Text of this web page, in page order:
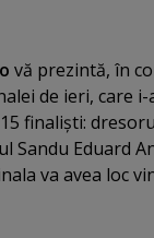
vă prezintă, în
de ieri, care i-
finalişti:
Sandu Eduard
va avea loc